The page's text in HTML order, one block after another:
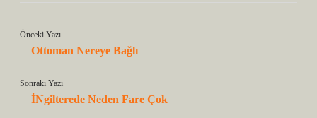
Önceki Yazı
Ottoman Nereye Bağlı
Sonraki Yazı
İNgilterede Neden Fare Çok